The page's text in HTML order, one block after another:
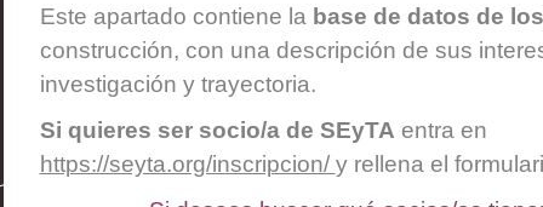
Este apartado contiene la base de datos de
construcción, con una descripción de sus
investigación y trayectoria.
Si quieres ser socio/a de SEyTA entra en
https://seyta.org/inscripcion/ y rellena el